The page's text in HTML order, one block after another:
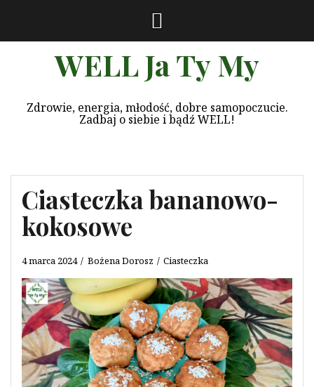
treści
WELL Ja Ty My
Zdrowie, energia, młodość, dobre samopoczucie.
Zadbaj o siebie i bądź WELL!
Ciasteczka bananowo-
kokosowe
4 marca 2024 Bożena Dorosz Ciasteczka